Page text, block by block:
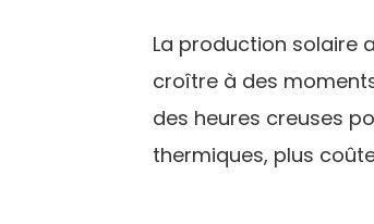
La production solaire
croître à des
des heures creuses
thermiques, plus